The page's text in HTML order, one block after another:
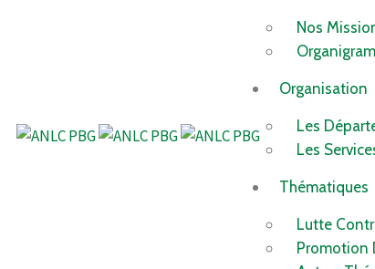
Nos
Organisation
Les
Les
Thématiques
Lutte
Promotion